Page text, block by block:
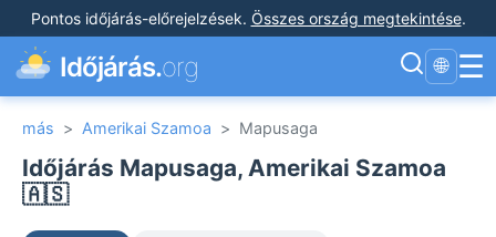
Pontos időjárás-előrejelzések. Összes ország megtekintése.
Időjárás.org 🌐 ☰
más > Amerikai Szamoa > Mapusaga
Időjárás Mapusaga, Amerikai Szamoa
🇦🇸